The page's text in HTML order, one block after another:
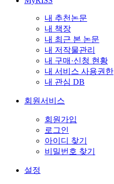
내 추천논문
내 책장
내 최근 본 논문
내 저작물관리
내 구매·신청 현황
내 서비스 사용권한
내 관심 DB
회원서비스
회원가입
로그인
아이디 찾기
비밀번호 찾기
설정